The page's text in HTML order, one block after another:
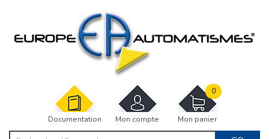
Documentation Mon compte Mon panier
0